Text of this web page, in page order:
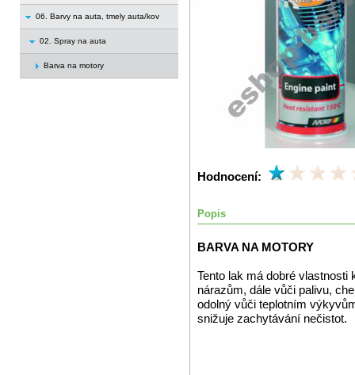
06. Barvy na auta, tmely auta/kov
02. Spray na auta
Barva na motory
Hodnocení:
Popis
BARVA NA MOTORY
Tento lak má dobré
nárazům, dále vůči palivu,
odolný vůči teplotním
snižuje zachytávání nečistot.